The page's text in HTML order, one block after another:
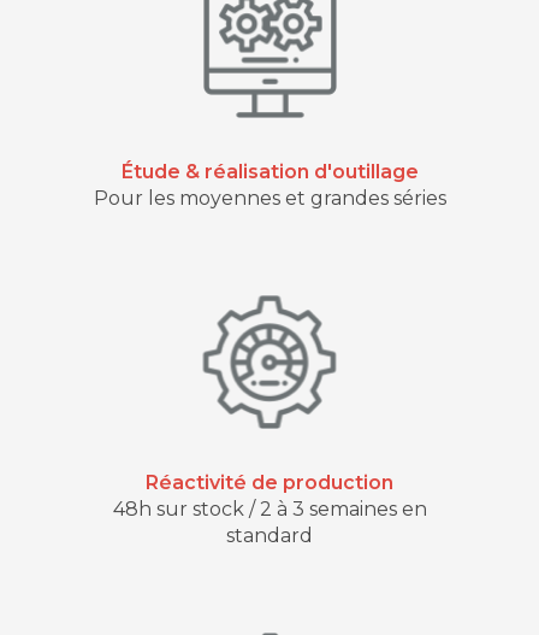
Étude & réalisation d'outillage
Pour les moyennes et grandes séries
Réactivité de production
48h sur stock / 2 à 3 semaines en
standard